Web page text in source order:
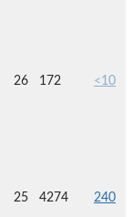
26 172 <10
25 4274 240